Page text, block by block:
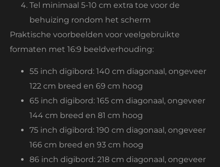
Tel minimaal 5-10 cm extra toe voor de
behuizing rondom het scherm
Praktische voorbeelden voor veelgebruikte
formaten met 16:9 beeldverhouding:
55 inch digibord: 140 cm diagonaal, ongeveer
122 cm breed en 69 cm hoog
65 inch digibord: 165 cm diagonaal, ongeveer
144 cm breed en 81 cm hoog
75 inch digibord: 190 cm diagonaal, ongeveer
166 cm breed en 93 cm hoog
86 inch digibord: 218 cm diagonaal, ongeveer